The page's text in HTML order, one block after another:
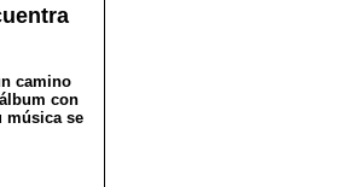
camino
con
música se